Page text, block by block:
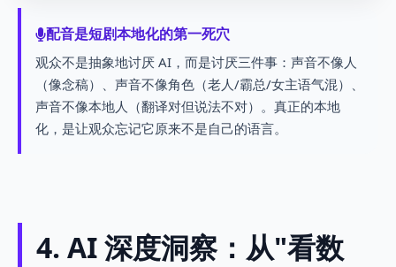
配音是短剧本地化的第一死穴
观众不是抽象地讨厌 AI，而是讨厌三件事：声音不像人
（像念稿）、声音不像角色（老人/霸总/女主语气混）、
声音不像本地人（翻译对但说法不对）。真正的本地
化，是让观众忘记它原来不是自己的语言。
4. AI 深度洞察：从"看数